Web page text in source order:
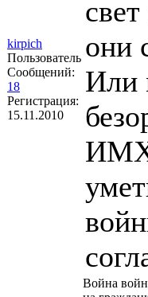
kirpich
Пользователь
Сообщений:
18
Регистрация:
15.11.2010
они
Или
Война